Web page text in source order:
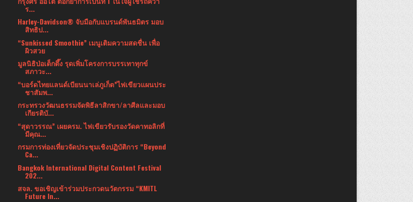
ร...
Harley-Davidson® จับมือกับแบรนด์พันธมิตร มอบ
สิทธิป...
“Sunkissed Smoothie” เมนูเติมความสดชื่น เพื่อ
ผิวสวย
มูลนิธิป่อเต็กตึ๊ง รุดเพิ่มโครงการบรรเทาทุกข์
สภาวะ...
“บอร์ดไทยแลนด์เบียนนาเล่ภูเก็ต”ไฟเขียวแผนประ
ชาสัมพ...
กระทรวงวัฒนธรรมจัดพิธีลาสิกขา/ลาศีลและมอบ
เกียรติบั...
“สุดาวรรณ” เผยครม. ไฟเขียวรับรองวัดคาทอลิกที่
มีคุณ...
กรมการท่องเที่ยวจัดประชุมเชิงปฏิบัติการ “Beyond
Ca...
Bangkok International Digital Content Festival
202...
สจล. ขอเชิญเข้าร่วมประกวดนวัตกรรม “KMITL
Future In...